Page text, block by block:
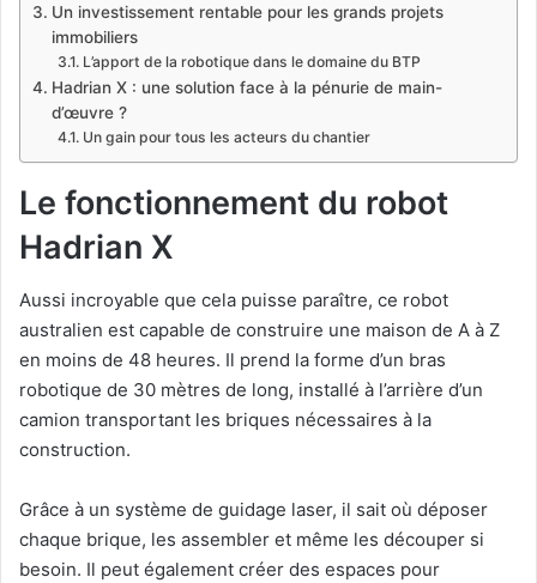
Un investissement rentable pour les grands projets
immobiliers
L’apport de la robotique dans le domaine du BTP
Hadrian X : une solution face à la pénurie de main-
d’œuvre ?
Un gain pour tous les acteurs du chantier
Le fonctionnement du robot
Hadrian X
Aussi incroyable que cela puisse paraître, ce robot
australien est capable de construire une maison de A à Z
en moins de 48 heures. Il prend la forme d’un bras
robotique de 30 mètres de long, installé à l’arrière d’un
camion transportant les briques nécessaires à la
construction.
Grâce à un système de guidage laser, il sait où déposer
chaque brique, les assembler et même les découper si
besoin. Il peut également créer des espaces pour